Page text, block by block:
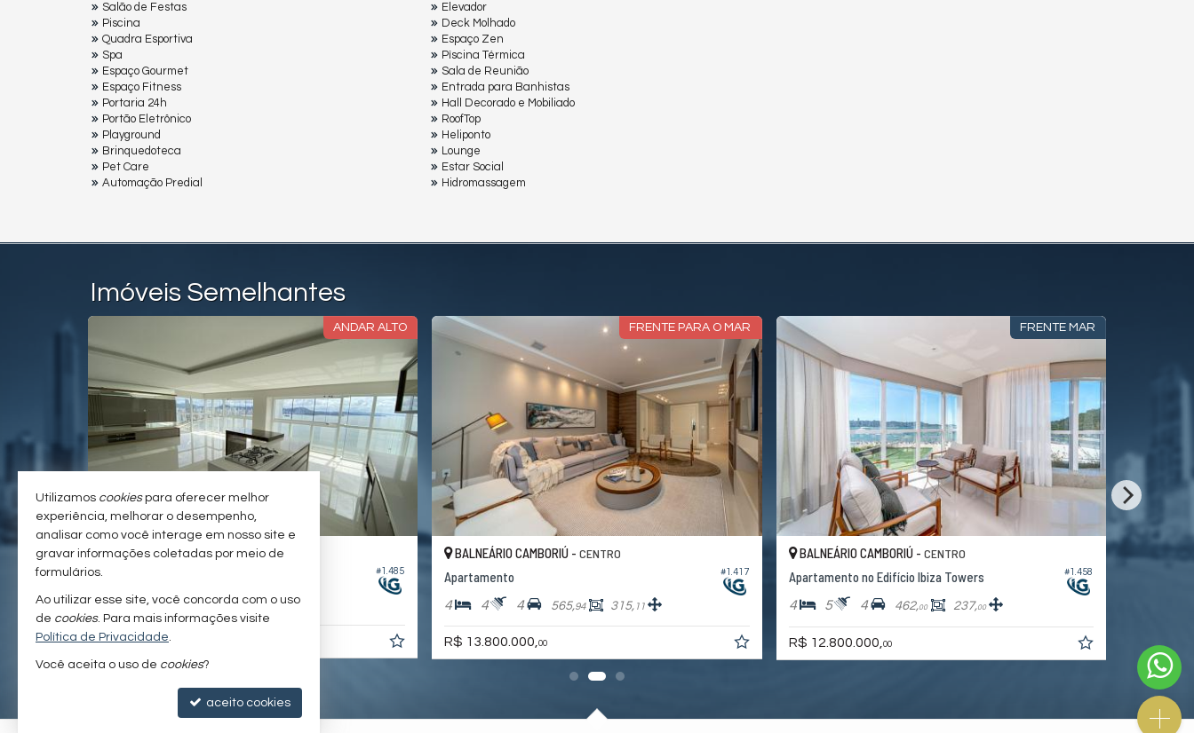
Salão de Festas
Piscina
Quadra Esportiva
Spa
Espaço Gourmet
Espaço Fitness
Portaria 24h
Portão Eletrônico
Playground
Brinquedoteca
Pet Care
Automação Predial
Elevador
Deck Molhado
Espaço Zen
Pìscina Térmica
Sala de Reunião
Entrada para Banhistas
Hall Decorado e Mobiliado
RoofTop
Heliponto
Lounge
Estar Social
Hidromassagem
Imóveis Semelhantes
#1.505
ANDAR ALTO
#1.485
BALNEÁRIO CAMBORIÚ -CENTRO
Apartamento no Edifício Ibiza Tower
4 5 4 237,
R$ 12.950.000,
FRENTE PARA O MAR
#1.417
BALNEÁRIO CAMBORIÚ -CENTRO
Apartamento
4 4 4 565,94 315, 11
R$ 13.800.000,00
FRENTE MAR
#1.458
BALNEÁRIO CAMBORIÚ - CENTRO
Apartamento no Edifício Ibiza Towers
4 5 4 462,00 237,00
R$ 12.800.000,00
Utilizamos cookiespara oferecer melhor
experiência, melhorar o desempenho,
analisar como você interage em nosso site e
gravar informações coletadas por meio de
formulários.
Ao utilizar esse site, você concorda com o uso
de cookies. Para mais informações visite
Política de Privacidade.
Você aceita o uso de cookies?
aceito cookies